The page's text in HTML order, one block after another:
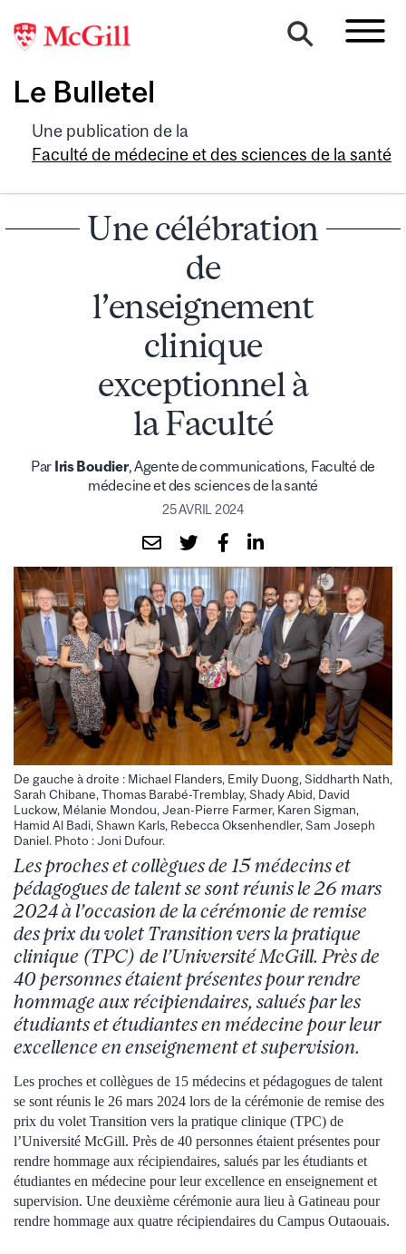
Le Bulletel
Une publication de la
Faculté de médecine et des sciences de la santé
Une célébration
de
l’enseignement
clinique
exceptionnel à
la Faculté
Par Iris Boudier, Agente de communications, Faculté de
médecine et des sciences de la santé
25 AVRIL 2024
De gauche à droite : Michael Flanders, Emily Duong, Siddharth Nath,
Sarah Chibane, Thomas Barabé-Tremblay, Shady Abid, David
Luckow, Mélanie Mondou, Jean-Pierre Farmer, Karen Sigman,
Hamid Al Badi, Shawn Karls, Rebecca Oksenhendler, Sam Joseph
Daniel. Photo : Joni Dufour.
Les proches et collègues de 15 médecins et
pédagogues de talent se sont réunis le 26 mars
2024 à l’occasion de la cérémonie de remise
des prix du volet Transition vers la pratique
clinique (TPC) de l’Université McGill. Près de
40 personnes étaient présentes pour rendre
hommage aux récipiendaires, salués par les
étudiants et étudiantes en médecine pour leur
excellence en enseignement et supervision.
Les proches et collègues de 15 médecins et pédagogues de talent
se sont réunis le 26 mars 2024 lors de la cérémonie de remise des
prix du volet Transition vers la pratique clinique (TPC) de
l’Université McGill. Près de 40 personnes étaient présentes pour
rendre hommage aux récipiendaires, salués par les étudiants et
étudiantes en médecine pour leur excellence en enseignement et
supervision. Une deuxième cérémonie aura lieu à Gatineau pour
rendre hommage aux quatre récipiendaires du Campus Outaouais.